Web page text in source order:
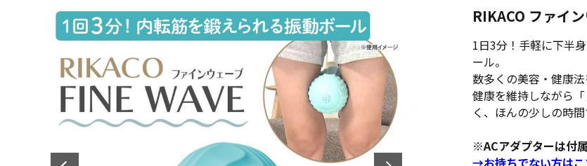
RIKACO ファイ
1日3分！手軽に下半
ール。
数多くの美容・健康
健康を維持しながら
く、ほんの少しの時
※ACアダプターは付
→お持ちでない方は